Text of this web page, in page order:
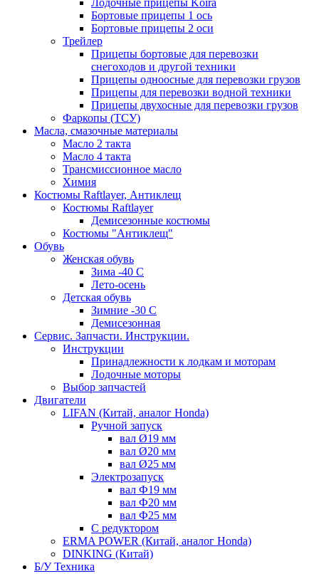
Бортовые прицепы 1 ось
Бортовые прицепы 2 оси
Трейлер
Прицепы бортовые для перевозки
снегоходов и другой техники
Прицепы одноосные для перевозки грузов
Прицепы для перевозки водной техники
Прицепы двухосные для перевозки грузов
Фаркопы (ТСУ)
Масла, смазочные материалы
Масло 2 такта
Масло 4 такта
Трансмиссионное масло
Химия
Костюмы Raftlayer, Антиклещ
Костюмы Raftlayer
Демисезонные костюмы
Костюмы "Антиклещ"
Обувь
Женская обувь
Зима -40 С
Лето-осень
Детская обувь
Зимние -30 С
Демисезонная
Сервис. Запчасти. Инструкции.
Инструкции
Принадлежности к лодкам и моторам
Лодочные моторы
Выбор запчастей
Двигатели
LIFAN (Китай, аналог Honda)
Ручной запуск
вал Ø19 мм
вал Ø20 мм
вал Ø25 мм
Электрозапуск
вал Ф19 мм
вал Ф20 мм
вал Ф25 мм
С редуктором
ERMA POWER (Китай, аналог Honda)
DINKING (Китай)
Б/У Техника